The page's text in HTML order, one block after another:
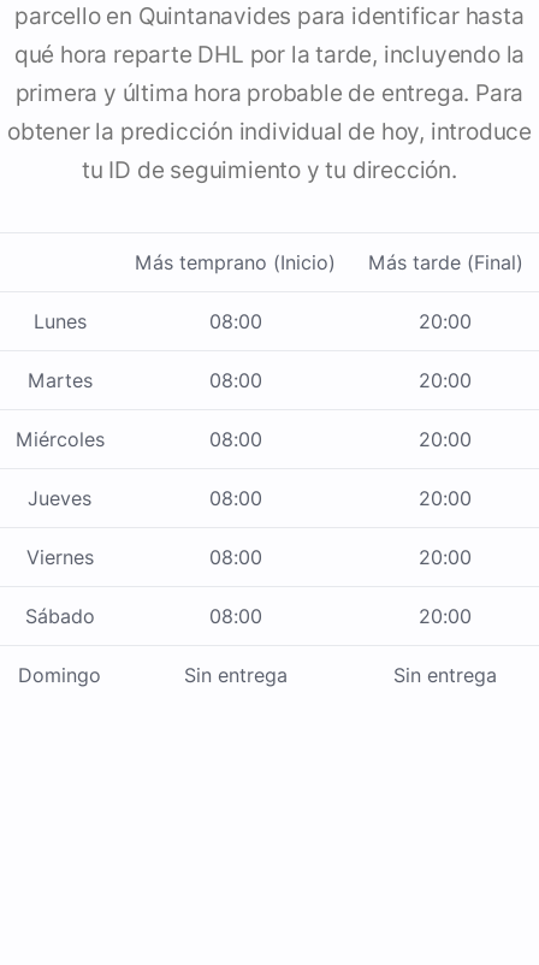
parcello en Quintanavides para identificar hasta
qué hora reparte DHL por la tarde, incluyendo la
primera y última hora probable de entrega. Para
obtener la predicción individual de hoy, introduce
tu ID de seguimiento y tu dirección.
Más temprano (Inicio) Más tarde (Final)
Lunes 08:00 20:00
Martes 08:00 20:00
Miércoles 08:00 20:00
Jueves 08:00 20:00
Viernes 08:00 20:00
Sábado 08:00 20:00
Domingo Sin entrega Sin entrega